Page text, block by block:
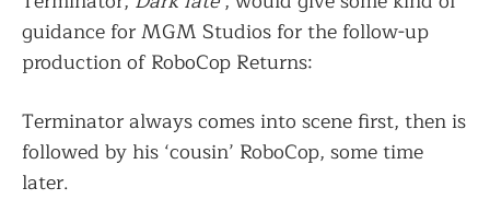
guidance for MGM Studios for the follow-up
production of RoboCop Returns:
Terminator always comes into scene first, then is
followed by his ‘cousin’ RoboCop, some time
later.